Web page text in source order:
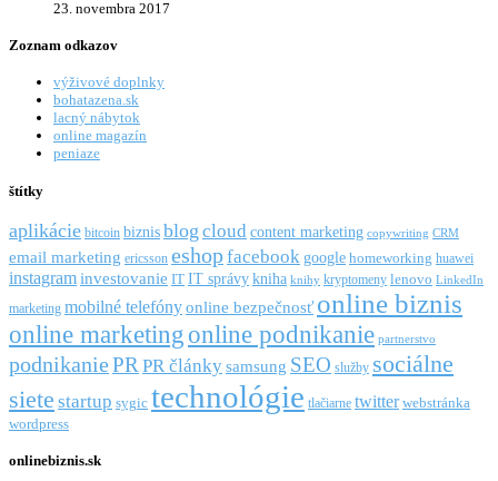
23. novembra 2017
Zoznam odkazov
výživové doplnky
bohatazena.sk
lacný nábytok
online magazín
peniaze
štítky
aplikácie bitcoin biznisblog cloud content marketing copywriting CRM
email marketing ericsson eshopfacebookgoogle homeworking huawei
instagraminvestovanie IT IT správykniha knihy kryptomeny lenovo LinkedIn
marketing mobilné telefónyonline bezpečnosť online biznis
online marketingonline podnikanie partnerstvo
podnikaniePR PR článkysamsung SEO služby sociálne
siete startup sygic technológie tlačiarne twitter webstránka
wordpress
onlinebiznis.sk